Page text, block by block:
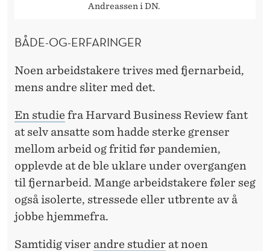
Andreassen i DN.
BÅDE-OG-ERFARINGER
Noen arbeidstakere trives med fjernarbeid,
mens andre sliter med det.
En studie fra Harvard Business Review fant
at selv ansatte som hadde sterke grenser
mellom arbeid og fritid før pandemien,
opplevde at de ble uklare under overgangen
til fjernarbeid. Mange arbeidstakere føler seg
også isolerte, stressede eller utbrente av å
jobbe hjemmefra.
Samtidig viser andre studier at noen